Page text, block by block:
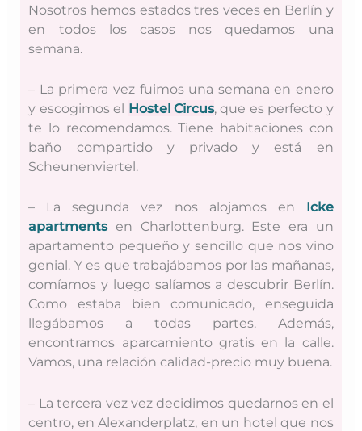
Nosotros hemos estados tres veces en Berlín y
en todos los casos nos quedamos una
semana.
– La primera vez fuimos una semana en enero
y escogimos el Hostel Circus, que es perfecto y
te lo recomendamos. Tiene habitaciones con
baño compartido y privado y está en
Scheunenviertel.
– La segunda vez nos alojamos en
Icke
apartmentsen Charlottenburg. Este era un
apartamento pequeño y sencillo que nos vino
genial. Y es que trabajábamos por las mañanas,
comíamos y luego salíamos a descubrir Berlín.
Como estaba bien comunicado, enseguida
llegábamos a todas partes. Además,
encontramos aparcamiento gratis en la calle.
Vamos, una relación calidad-precio muy buena.
– La tercera vez vez decidimos quedarnos en el
centro, en Alexanderplatz, en un hotel que nos